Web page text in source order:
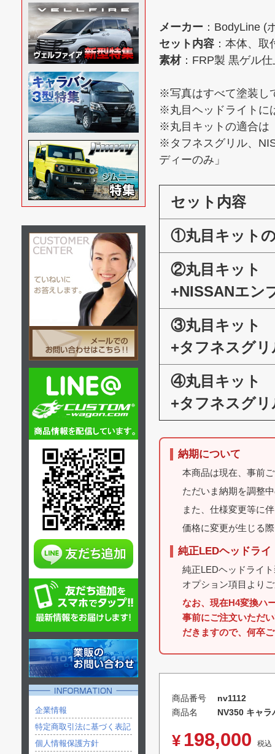
企業情報
特定商取引法に基づく表記
個人情報保護方針
メーカー ：BodyLine (
セット内容 ：本体、
素材：FRP製 黒ゲル
※写真はすべて塗装し
※丸目ヘッドライトに
※丸目キットの適合は
※タフネスグリル、
ディーのみ」
セット内容
①丸目キット
②丸目キット
+NISSANエン
③丸目キット
+タフネスグ
④丸目キット
+タフネスグ
納期について
本商品は現在、事前
ただいま納期を調整
また、仕様変更等に
価格に変更が生じる
純正LEDヘッドラ
純正LEDヘッドライ
オプション項目より
なお、現在H4変換ハ
事前にご注文いただ
だきますので、何卒
商品番号
nv1112
商品名
NV350 キャ
¥ 198,000 税込